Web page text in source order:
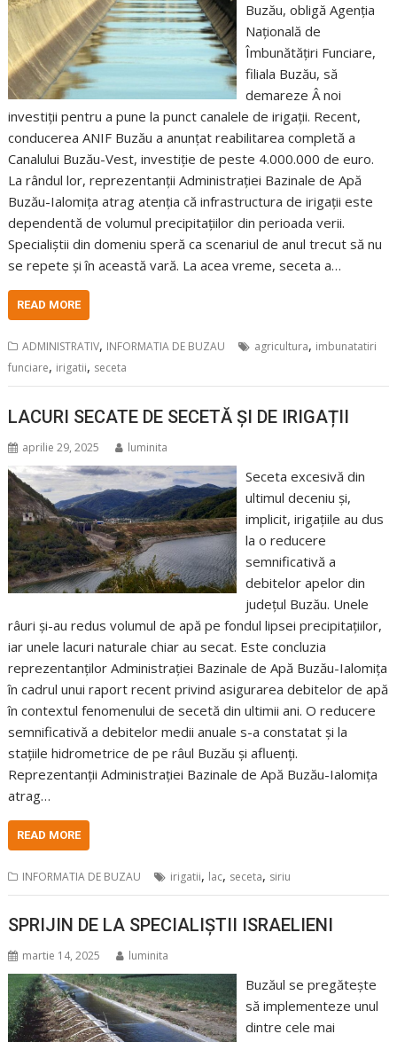
Buzău, obligă Agenția
Națională de
Îmbunătățiri Funciare,
filiala Buzău, să
demareze Â noi
investiții pentru a pune la punct canalele de irigații. Recent,
conducerea ANIF Buzău a anunțat reabilitarea completă a
Canalului Buzău-Vest, investiție de peste 4.000.000 de euro.
La rândul lor, reprezentanții Administrației Bazinale de Apă
Buzău-Ialomița atrag atenția că infrastructura de irigații este
dependentă de volumul precipitațiilor din perioada verii.
Specialiștii din domeniu speră ca scenariul de anul trecut să nu
se repete și în această vară. La acea vreme, seceta a…
READ MORE
ADMINISTRATIV, INFORMATIA DE BUZAU agricultura, imbunatatiri
funciare, irigatii, seceta
LACURI SECATE DE SECETĂ ȘI DE IRIGAȚII
aprilie 29, 2025 luminita
Seceta excesivă din
ultimul deceniu și,
implicit, irigațiile au dus
la o reducere
semnificativă a
debitelor apelor din
județul Buzău. Unele
râuri și-au redus volumul de apă pe fondul lipsei precipitațiilor,
iar unele lacuri naturale chiar au secat. Este concluzia
reprezentanților Administrației Bazinale de Apă Buzău-Ialomița
în cadrul unui raport recent privind asigurarea debitelor de apă
în contextul fenomenului de secetă din ultimii ani. O reducere
semnificativă a debitelor medii anuale s-a constatat și la
stațiile hidrometrice de pe râul Buzău și afluenți.
Reprezentanții Administrației Bazinale de Apă Buzău-Ialomița
atrag…
READ MORE
INFORMATIA DE BUZAU irigatii, lac, seceta, siriu
SPRIJIN DE LA SPECIALIȘTII ISRAELIENI
martie 14, 2025 luminita
Buzăul se pregătește
să implementeze unul
dintre cele mai